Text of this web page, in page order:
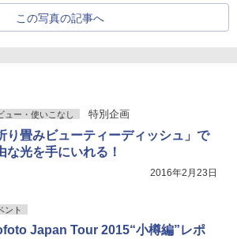
この写真の記事へ
ュー・使いこなし 特別企画
り畳みビューティーディッシュ」で
な光を手にいれる！
2016年2月23日
ント
Japan Tour 2015“小樽編”レポ